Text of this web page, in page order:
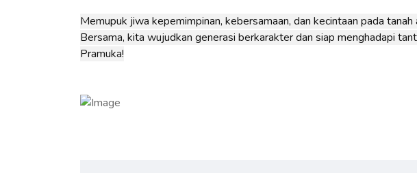
Memupuk jiwa kepemimpinan, kebersamaan, dan kecintaan pada
Bersama, kita wujudkan generasi berkarakter dan siap menghadapi
Pramuka!